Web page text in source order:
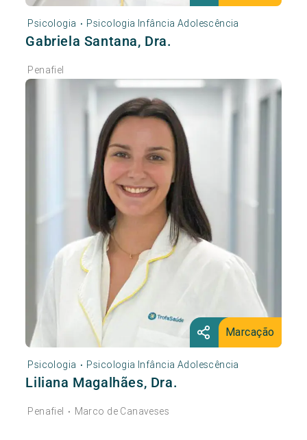
Psicologia • Psicologia Infância Adolescência
Gabriela Santana, Dra.
Penafiel
Marcação
Psicologia • Psicologia Infância Adolescência
Liliana Magalhães, Dra.
Penafiel • Marco de Canaveses